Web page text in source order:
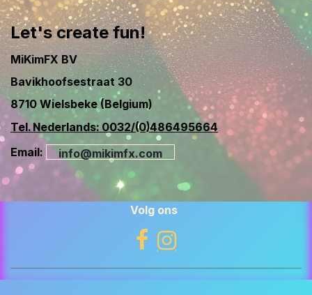
Let's create fun!
MiKimFX BV
Bavikhoofsestraat 30
8710 Wielsbeke (Belgium)
Tel. Nederlands: 0032/(0)486495664
Email:
info@mikimfx.com
Volg ons